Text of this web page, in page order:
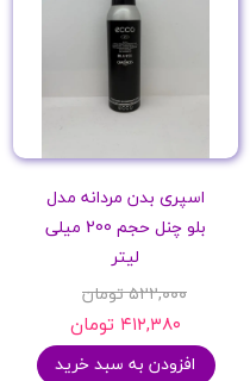
اسپری بدن مردانه مدل
بلو چنل حجم 200 میلی
لیتر
۵۲۲,۰۰۰ تومان
۴۱۲,۳۸۰ تومان
افزودن به سبد خرید